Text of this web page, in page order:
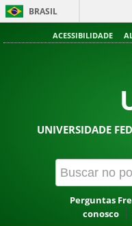
BRASIL
ACESSIBILIDADE
UNIVERSIDADE
Perguntas
conosco